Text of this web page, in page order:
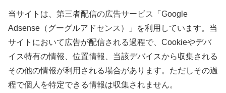
当サイトは、第三者配信の広告サービス「Google
Adsense（グーグルアドセンス）」を利用しています。当
サイトにおいて広告が配信される過程で、Cookieやデバ
イス特有の情報、位置情報、当該デバイスから収集される
その他の情報が利用される場合があります。ただしその過
程で個人を特定できる情報は収集されません。